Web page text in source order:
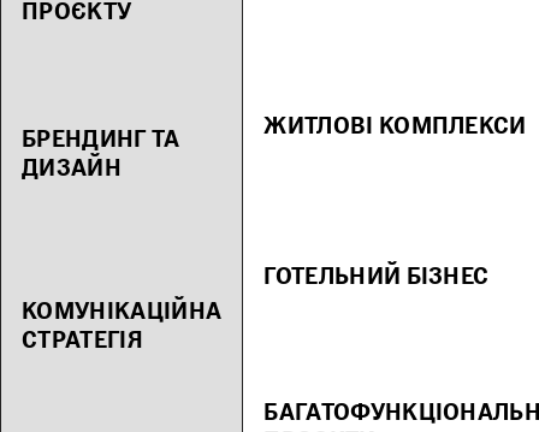
ПРОЄКТУ
БРЕНДИНГ ТА
ДИЗАЙН
КОМУНІКАЦІЙНА
СТРАТЕГІЯ
ЖИТЛОВІ КОМПЛЕКСИ
ГОТЕЛЬНИЙ БІЗНЕС